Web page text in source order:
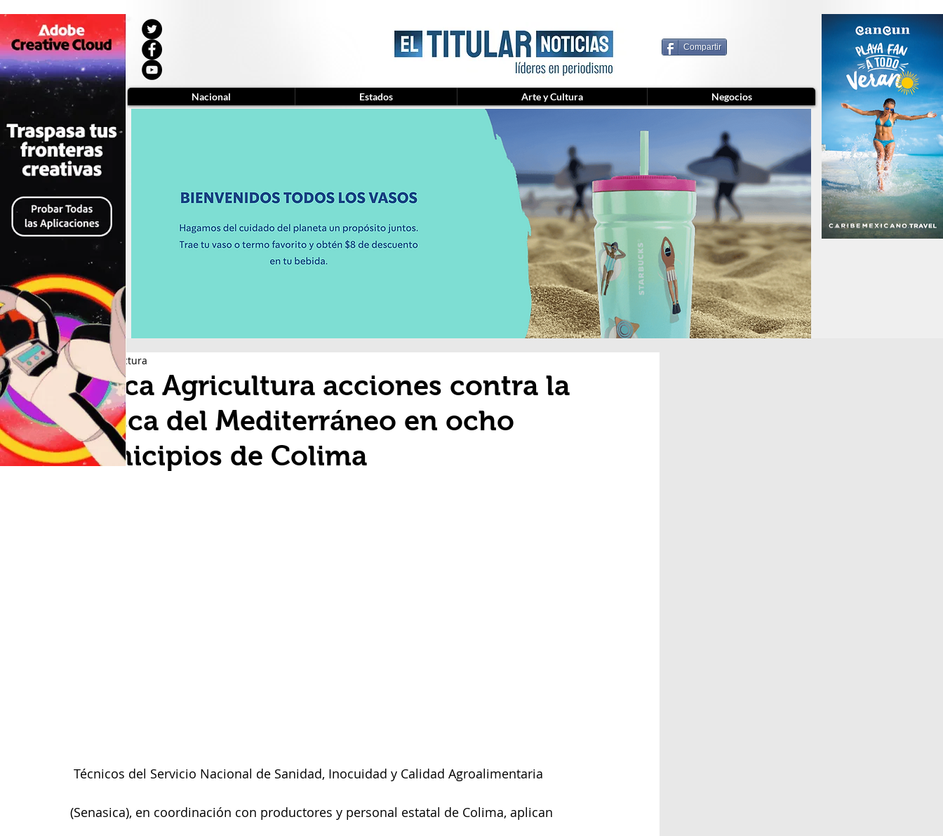
Compartir
Aplica Agricultura acciones contra la
mosca del Mediterráneo en ocho
municipios de Colima
2 min de lectura
(Senasica), en coordinación con productores y personal estatal de Colima, aplican
Nacional Estados Arte y Cultura Negocios